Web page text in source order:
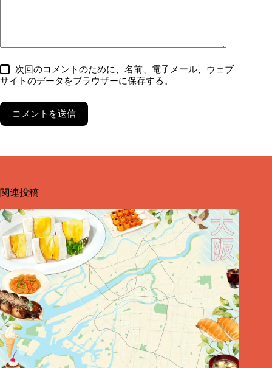
次回のコメントのために、名前、電子メール、ウェブ
サイトのデータをブラウザーに保存する。
コメントを送信
関連投稿